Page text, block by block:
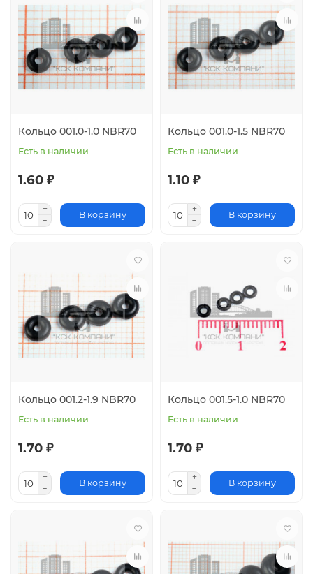
Кольцо 001.0-1.0 NBR70
Есть в наличии
1.60 ₽
В корзину
Кольцо 001.0-1.5 NBR70
Есть в наличии
1.10 ₽
В корзину
Кольцо 001.2-1.9 NBR70
Есть в наличии
1.70 ₽
В корзину
Кольцо 001.5-1.0 NBR70
Есть в наличии
1.70 ₽
В корзину